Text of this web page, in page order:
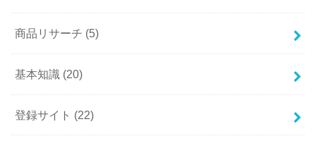
商品リサーチ (5)
基本知識 (20)
登録サイト (22)